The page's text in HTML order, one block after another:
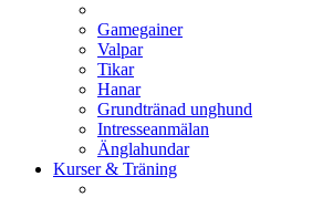
Gamegainer
Valpar
Tikar
Hanar
Grundtränad unghund
Intresseanmälan
Änglahundar
Kurser & Träning